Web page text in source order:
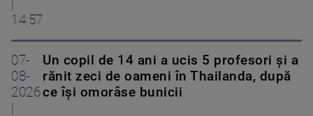
14:57
07-
08-
2026
Un copil de 14 ani a ucis 5 profesori și a
rănit zeci de oameni în Thailanda, după
ce își omorâse bunicii